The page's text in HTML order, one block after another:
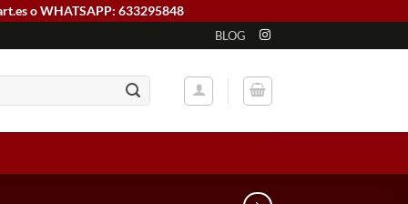
o WHATSAPP: 633295848
BLOG